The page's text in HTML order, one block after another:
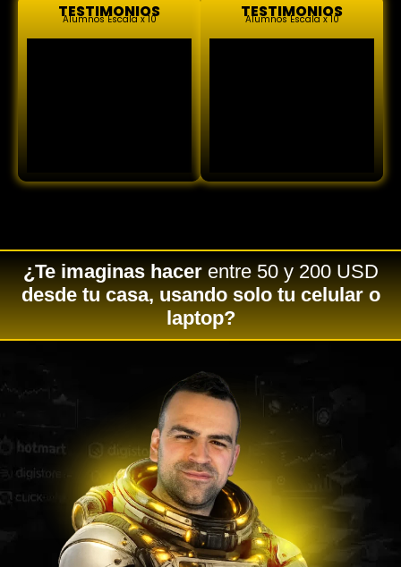
TESTIMONIOS
Alumnos Escala x 10 TESTIMONIOS
Alumnos Escala x 10
¿Te imaginas hacerentre 50 y 200 USD
desde tu casa, usando solo tu celular o
laptop?